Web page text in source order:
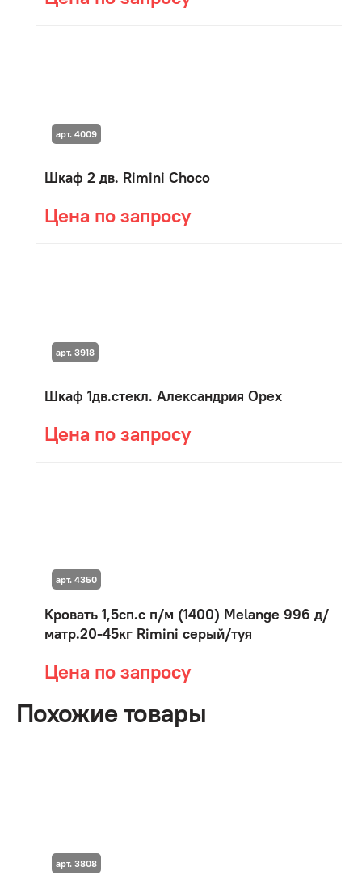
Шкаф 2 дв. Rimini Choco
Цена по запросу
арт. 4009
Шкаф 1дв.стекл. Александрия Орех
Цена по запросу
арт. 3918
Кровать 1,5сп.с п/м (1400) Мelange 996 д/
матр.20-45кг Rimini серый/туя
Цена по запросу
арт. 4350
Похожие товары
арт. 3808